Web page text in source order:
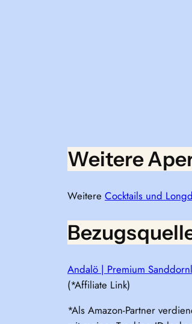
Weitere
Weitere Cocktails und
Andalö | Premium
(*Affiliate Link)
*Als Amazon-Partner